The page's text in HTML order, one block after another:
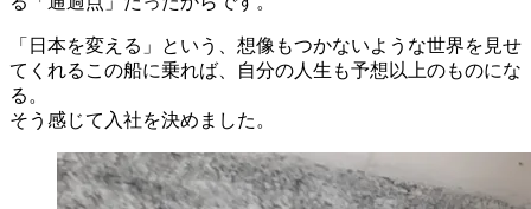
「日本を変える」という、想像もつかないような世界を見せ
てくれるこの船に乗れば、自分の人生も予想以上のものにな
る。
そう感じて入社を決めました。